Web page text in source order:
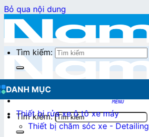
Bỏ qua nội dung
Tìm kiếm:
Tìm kiếm:
DANH MỤC
Thiết bị rửa xe ô tô xe máy
Thiết bị chăm sóc xe - Detailing